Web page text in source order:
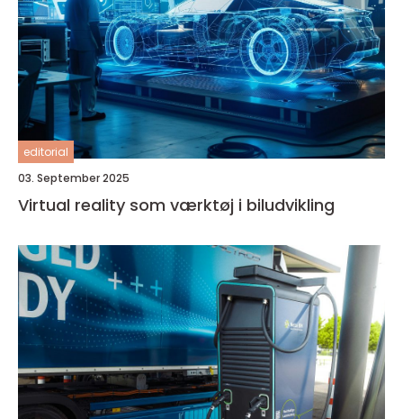
editorial
03. September 2025
Virtual reality som værktøj i biludvikling